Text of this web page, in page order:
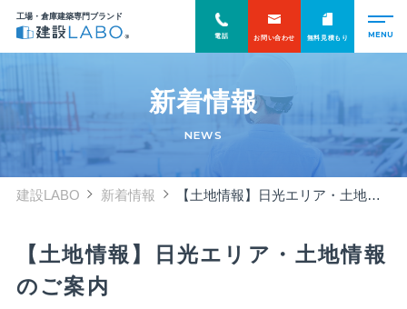
工場・倉庫建築専門ブランド
電話 お問い合わせ 無料見積もり
新着情報
NEWS
建設LABO 新着情報 【土地情報】日光エリア・土地情報のご案内
【土地情報】日光エリア・土地情報
のご案内